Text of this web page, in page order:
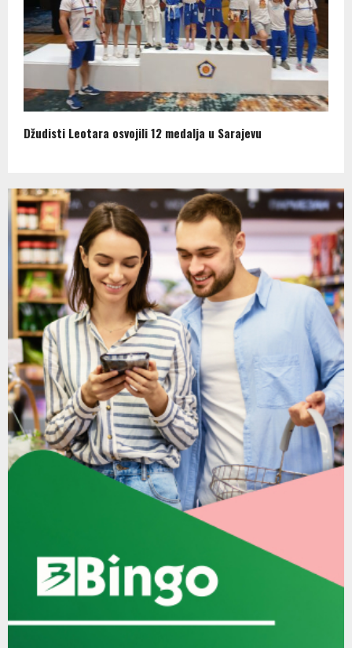
Džudisti Leotara osvojili 12 medalja u Sarajevu